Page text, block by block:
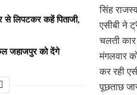
से लिपटकर कहें पिताजी,
जहाजपुर को देंगे
सिंह
एसीबी ने
चलती कार
मंगलवार
कर रही
पूछताछ